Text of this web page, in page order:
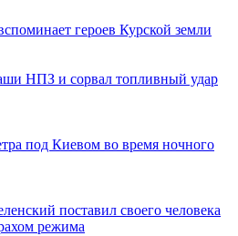
героев Курской земли
НПЗ и сорвал топливный удар
под Киевом во время ночного
поставил своего человека
режима